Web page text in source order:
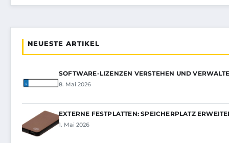
NEUESTE ARTIKEL
SOFTWARE-LIZENZEN VERSTEHEN UND
8. Mai 2026
EXTERNE FESTPLATTEN: SPEICHERPLATZ
1. Mai 2026